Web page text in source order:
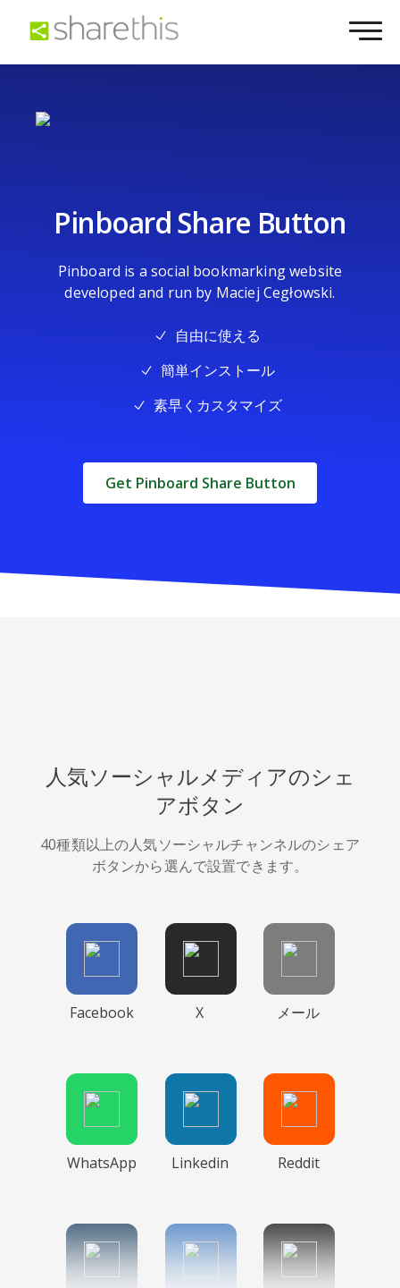
Pinboard Share Button
Pinboard is a social bookmarking website
developed and run by Maciej Cegłowski.
自由に使える
簡単インストール
素早くカスタマイズ
Get Pinboard Share Button
人気ソーシャルメディアのシェ
アボタン
40種類以上の人気ソーシャルチャンネルのシェア
ボタンから選んで設置できます。
Facebook X メール
WhatsApp Linkedin Reddit